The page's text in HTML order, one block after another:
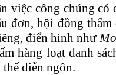
việc công chúng
đơn, hội đồng
điển hình như
hàng loạt danh
diễn ngôn.